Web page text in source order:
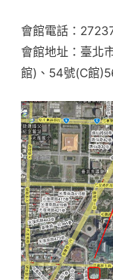
會館電話：
會館地址：臺北
館)、54號(C館